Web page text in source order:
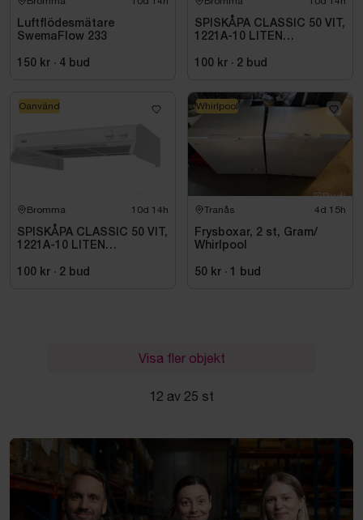
Luftflödesmätare
SwemaFlow 233
150 kr · 4 bud
SPISKÅPA CLASSIC 50 VIT,
1221A-10 LITEN
100 kr · 2 bud
Bromma 10d 14h
SPISKÅPA CLASSIC 50 VIT,
1221A-10 LITEN
100 kr · 2 bud
Oanvänd
Tranås 4d 15h
Frysboxar, 2 st, Gram/
Whirlpool
50 kr · bud
Whirlpool
Visa fler objekt
12 av 25 st